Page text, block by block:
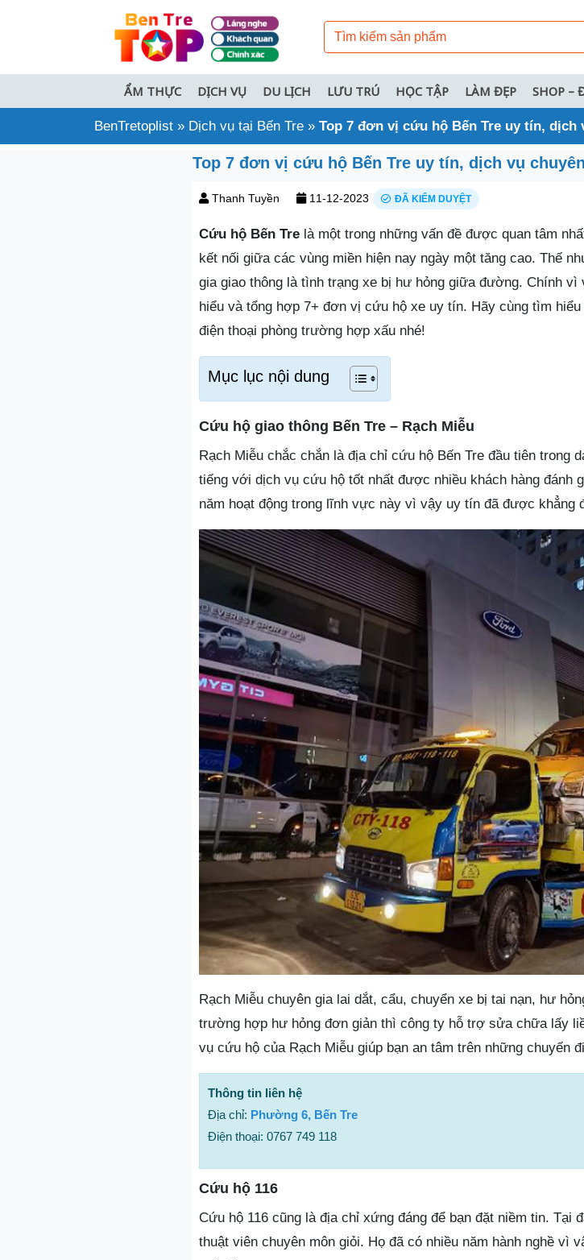
ẨM THỰC DỊCH VỤ DU LỊCH LƯU TRÚ HỌC TẬP LÀM ĐẸP SHOP –
BenTretoplist » Dịch vụ tại Bến Tre » Top 7 đơn vị cứu hộ Bến Tre uy tín, dịch
Top 7 đơn vị cứu hộ Bến Tre uy tín, dịch vụ
Thanh Tuyền 11-12-2023 ĐÃ KIỂM DUYỆT
Cứu hộ Bến Tre là một trong những vấn đề được quan tâm
kết nối giữa các vùng miền hiện nay ngày một tăng cao. Thế
gia giao thông là tình trạng xe bị hư hỏng giữa đường. Chính vì
hiểu và tổng hợp 7+ đơn vị cứu hộ xe uy tín. Hãy cùng tìm
điện thoại phòng trường hợp xấu nhé!
Mục lục nội dung
Cứu hộ giao thông Bến Tre – Rạch Miễu
Rạch Miễu chắc chắn là địa chỉ cứu hộ Bến Tre đầu tiên trong
tiếng với dịch vụ cứu hộ tốt nhất được nhiều khách hàng đánh
năm hoạt động trong lĩnh vực này vì vậy uy tín đã được khẳng
Rạch Miễu chuyên gia lai dắt, cẩu, chuyển xe bị tai nạn, hư
trường hợp hư hỏng đơn giản thì công ty hỗ trợ sửa chữa lấy
vụ cứu hộ của Rạch Miễu giúp bạn an tâm trên những chuyến
Thông tin liên hệ
Địa chỉ: Phường 6, Bến Tre
Điện thoại: 0767 749 118
Cứu hộ 116
Cứu hộ 116 cũng là địa chỉ xứng đáng để bạn đặt niềm tin. Tại
thuật viên chuyên môn giỏi. Họ đã có nhiều năm hành nghề vì